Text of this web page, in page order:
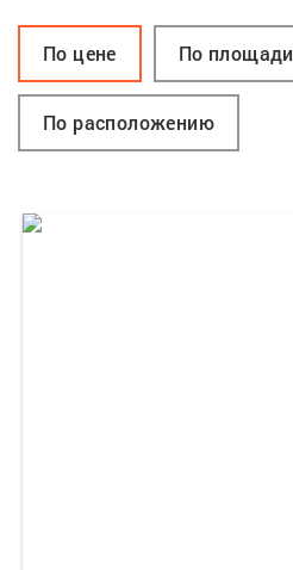
По цене По площади
По расположению